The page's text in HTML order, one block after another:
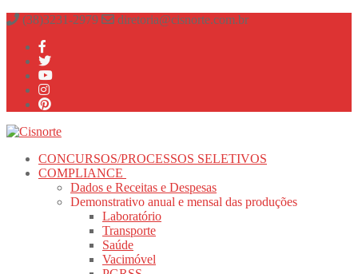
Pular
conteúdo
Menu
fechado
(38)3231-2979 diretoria@cisnorte.com.br
CONCURSOS/PROCESSOS SELETIVOS
COMPLIANCE
Dados e Receitas e Despesas
Demonstrativo anual e mensal das produções
Laboratório
Transporte
Saúde
Vacimóvel